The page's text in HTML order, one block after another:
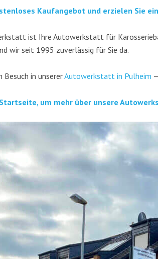
Kauf­an­ge­bot und erzie­len Sie
ist Ihre Auto­werk­statt für
wir seit 1995 zuver­läs­sig für Sie da.
Besuch in unse­rerAuto­werk­statt in Pul­heim
um mehr über unse­re